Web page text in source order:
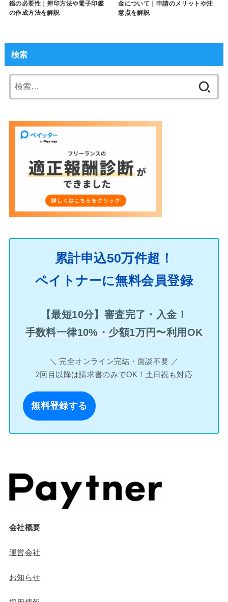
鑑の必要性｜押印方法や電子印鑑
の作成方法を解説
金について｜申請のメリットや注
意点を解説
検索
索:
累計申込50万件超！
ペイトナーに無料会員登録
【最短10分】審査完了・入金！
手数料一律10%・少額1万円〜利用OK
＼ 完全オンライン完結・面談不要 ／
2回目以降は請求書のみでOK！土日祝も対応
無料登録する
会社概要
運営会社
お知らせ